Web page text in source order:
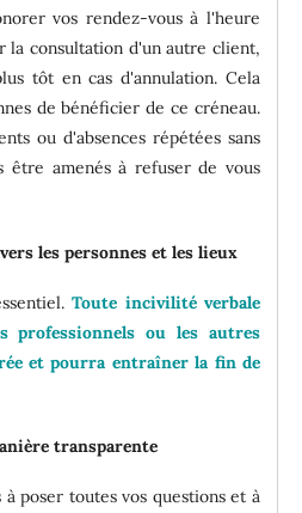
vos rendez-vous à l'heure
la consultation d'un autre client,
tôt en cas d'annulation. Cela
de bénéficier de ce créneau.
ou d'absences répétées sans
être amenés à refuser de vous
les personnes et les lieux
Toute incivilité verbale
professionnels ou les autres
et pourra entraîner la fin de
transparente
à poser toutes vos questions et à